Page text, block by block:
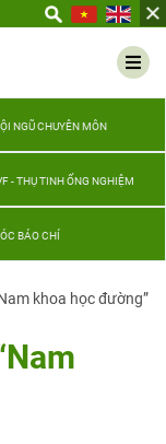
NGŨ CHUYÊN MÔN
- THỤ TINH ỐNG NGHIỆM
BÁO CHÍ
khoa học đường”